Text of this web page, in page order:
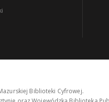
Biblioteki Cyfrowej.